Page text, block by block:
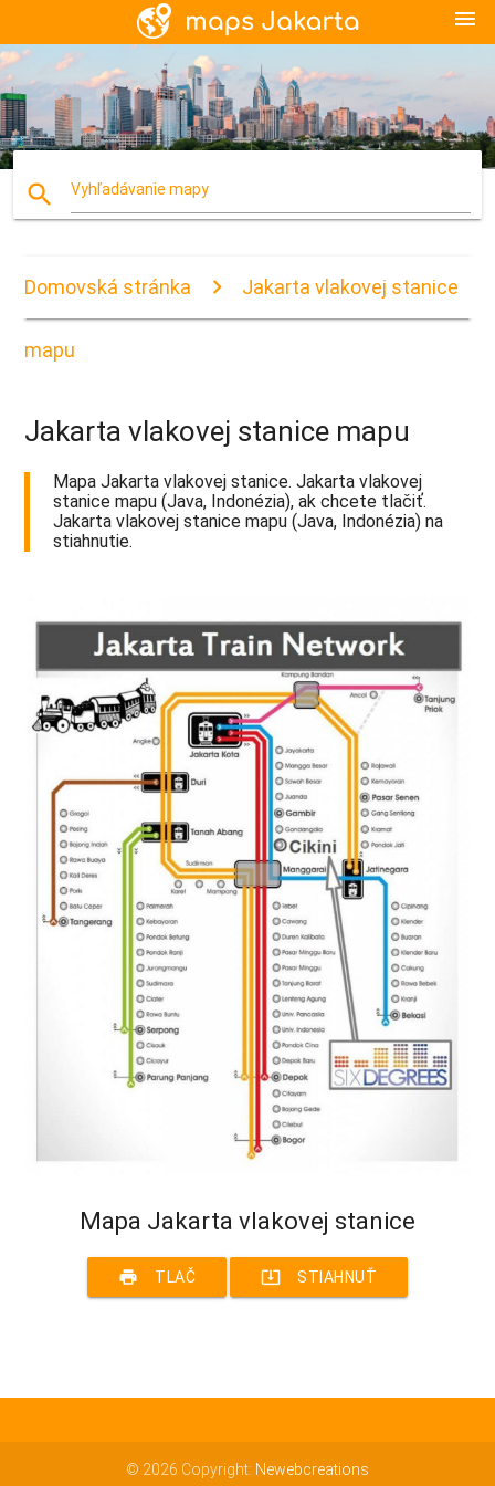
menu
search Vyhľadávanie mapy
Domovská stránka Jakarta vlakovej stanice
mapu
Jakarta vlakovej stanice mapu
Mapa Jakarta vlakovej stanice. Jakarta vlakovej
stanice mapu (Java, Indonézia), ak chcete tlačiť.
Jakarta vlakovej stanice mapu (Java, Indonézia) na
stiahnutie.
Mapa Jakarta vlakovej stanice
print TLAČ system_update_alt STIAHNUŤ
© 2026 Copyright: Newebcreations